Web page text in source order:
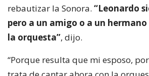
rebautizar la Sonora. “Leonardo
pero a un amigo o a un
la orquesta”, dijo.
“Porque resulta que mi esposo,